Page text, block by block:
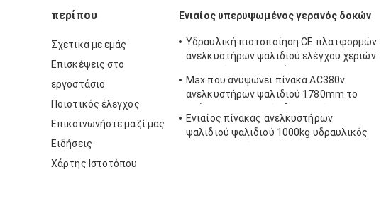
περίπου
Σχετικά με εμάς
Επισκέψεις στο
εργοστάσιο
Ποιοτικός έλεγχος
Επικοινωνήστε μαζί μας
Ειδήσεις
Χάρτης Ιστοτόπου
Ενιαίος υπερυψωμένος γερανός δοκών
Υδραυλική πιστοποίηση CE πλατφορμών
ανελκυστήρων ψαλιδιού ελέγχου χεριών
Max που ανυψώνει πίνακα AC380v
ανελκυστήρων ψαλιδιού 1780mm το
Ενιαίος πίνακας ανελκυστήρων
ψαλιδιού ψαλιδιού 1000kg υδραυλικός